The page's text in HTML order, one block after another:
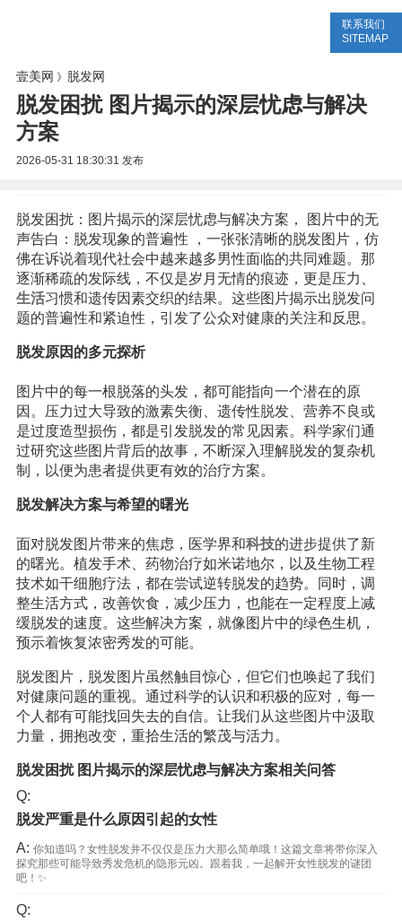
联系我们
SITEMAP
壹美网 》 脱发网
脱发困扰 图片揭示的深层忧虑与解决
方案
2026-05-31 18:30:31 发布
脱发困扰：图片揭示的深层忧虑与解决方案， 图片中的无
声告白：脱发现象的普遍性 ，一张张清晰的脱发图片，仿
佛在诉说着现代社会中越来越多男性面临的共同难题。那
逐渐稀疏的发际线，不仅是岁月无情的痕迹，更是压力、
生活习惯和遗传因素交织的结果。这些图片揭示出脱发问
题的普遍性和紧迫性，引发了公众对健康的关注和反思。
脱发原因的多元探析
图片中的每一根脱落的头发，都可能指向一个潜在的原
因。压力过大导致的激素失衡、遗传性脱发、营养不良或
是过度造型损伤，都是引发脱发的常见因素。科学家们通
过研究这些图片背后的故事，不断深入理解脱发的复杂机
制，以便为患者提供更有效的治疗方案。
脱发解决方案与希望的曙光
面对脱发图片带来的焦虑，医学界和科技的进步提供了新
的曙光。植发手术、药物治疗如米诺地尔，以及生物工程
技术如干细胞疗法，都在尝试逆转脱发的趋势。同时，调
整生活方式，改善饮食，减少压力，也能在一定程度上减
缓脱发的速度。这些解决方案，就像图片中的绿色生机，
预示着恢复浓密秀发的可能。
脱发图片，脱发图片虽然触目惊心，但它们也唤起了我们
对健康问题的重视。通过科学的认识和积极的应对，每一
个人都有可能找回失去的自信。让我们从这些图片中汲取
力量，拥抱改变，重拾生活的繁茂与活力。
脱发困扰 图片揭示的深层忧虑与解决方案相关问答
Q:
脱发严重是什么原因引起的女性
A: 你知道吗？女性脱发并不仅仅是压力大那么简单哦！这篇文章将带你深入
探究那些可能导致秀发危机的隐形元凶。跟着我，一起解开女性脱发的谜团
吧！✨
Q: